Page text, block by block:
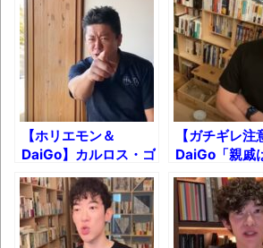
壊れたエアコンと歌えな
バージョンアップ情報更新
Backupper Standard 8.3.0 な
ップ
高嶋ちさ子、ダウン症の姉
件の一部始終と衝撃の結末
【呆然】北海道旅行ワイ「
盛で食うぞ！！！うおおおお
お！！！！！」→結
【ホリエモン＆
DaiGo】カルロス・ゴ
ーンの日本脱出はなぜ
起きたのか ＋ 出国前
にカルロス・ゴーンさ
んに会いました
【ガチギレ注
DaiGo「親戚
から嫌いです
抜き】